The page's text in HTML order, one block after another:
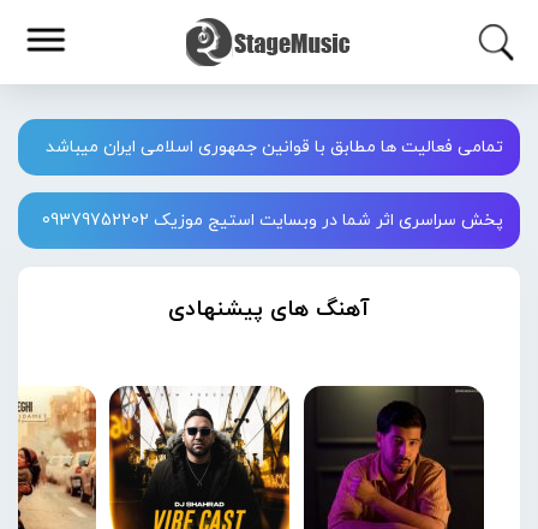
تمامی فعالیت ها مطابق با قوانین جمهوری اسلامی ایران میباشد
پخش سراسری اثر شما در وبسایت استیج موزیک 09379752202
آهنگ های پیشنهادی